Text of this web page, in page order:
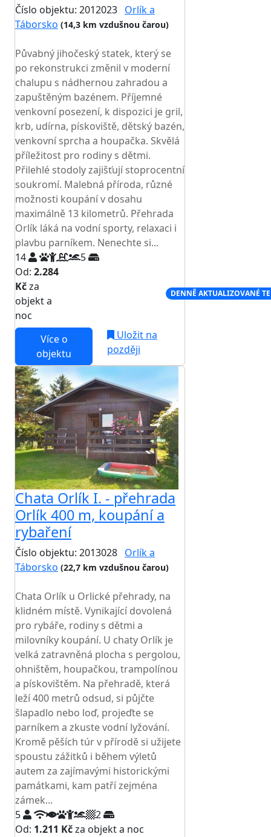
Číslo objektu: 2012023 Orlík a
Táborsko (14,3 km vzdušnou čarou)
Půvabný jihočeský statek, který se
po rekonstrukci změnil v moderní
chalupu s nádhernou zahradou a
zapuštěným bazénem. Příjemné
venkovní posezení, k dispozici je gril,
krb, udírna, pískoviště, dětský bazén,
venkovní sprcha a houpačka. Skvělá
příležitost pro rodiny s dětmi.
Přilehlé stodoly zajišťují stoprocentní
soukromí. Malebná příroda, různé
možnosti koupání v dosahu
maximálně 13 kilometrů. Přehrada
Orlík láká na vodní sporty, relaxaci i
plavbu parníkem. Nenechte si...
14
5
Od: 2.284
Kčza
objekt a
noc
DENNĚ AKTUALIZOVANÉ
Více o
objektu
Uložit na
později
Chata Orlík I. - přehrada
Orlík 400 m, koupání a
rybaření
Číslo objektu: 2013028 Orlík a
Táborsko (22,7 km vzdušnou čarou)
Chata Orlík u Orlické přehrady, na
klidném místě. Vynikající dovolená
pro rybáře, rodiny s dětmi a
milovníky koupání. U chaty Orlík je
velká zatravněná plocha s pergolou,
ohništěm, houpačkou, trampolínou
a pískovištěm. Na přehradě, která
leží 400 metrů odsud, si půjčte
šlapadlo nebo loď, projeďte se
parníkem a zkuste vodní lyžování.
Kromě pěších túr v přírodě si užijete
spoustu zážitků i během výletů
autem za zajímavými historickými
památkami, kam patří zejména
zámek...
5
2
Od: 1.211 Kčza objekt a noc